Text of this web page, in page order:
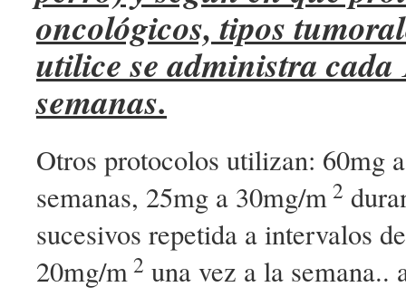
oncológicos, tipos
utilice se administra cada
semanas.
Otros protocolos utilizan: 60mg
semanas, 25mg a 30mg/m2
sucesivos repetida a intervalos
20mg/m2 una vez a la semana..